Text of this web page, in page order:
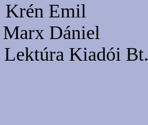
Krén Emil
Dániel
Kiadói Bt.